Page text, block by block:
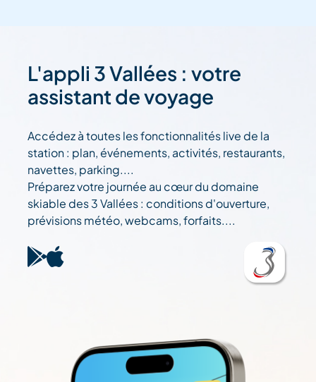
L'appli 3 Vallées : votre
assistant de voyage
Accédez à toutes les fonctionnalités live de la
station : plan, événements, activités, restaurants,
navettes, parking....
Préparez votre journée au cœur du domaine
skiable des 3 Vallées : conditions d'ouverture,
prévisions météo, webcams, forfaits....